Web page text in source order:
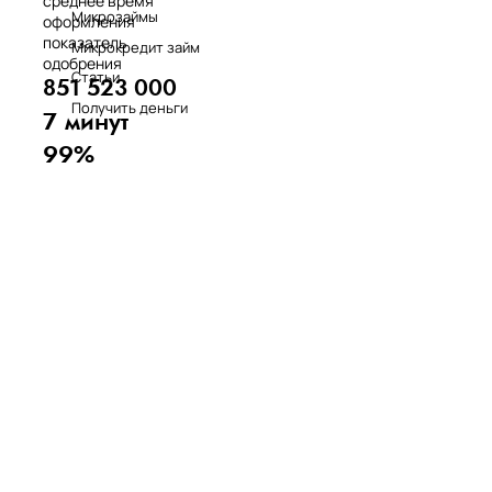
Микрозаймы
Микрокредит займ
Статьи
Получить деньги
оформления
показатель
одобрения
851 523 000
7 минут
99%